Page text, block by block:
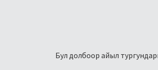
Бул долбоор айыл